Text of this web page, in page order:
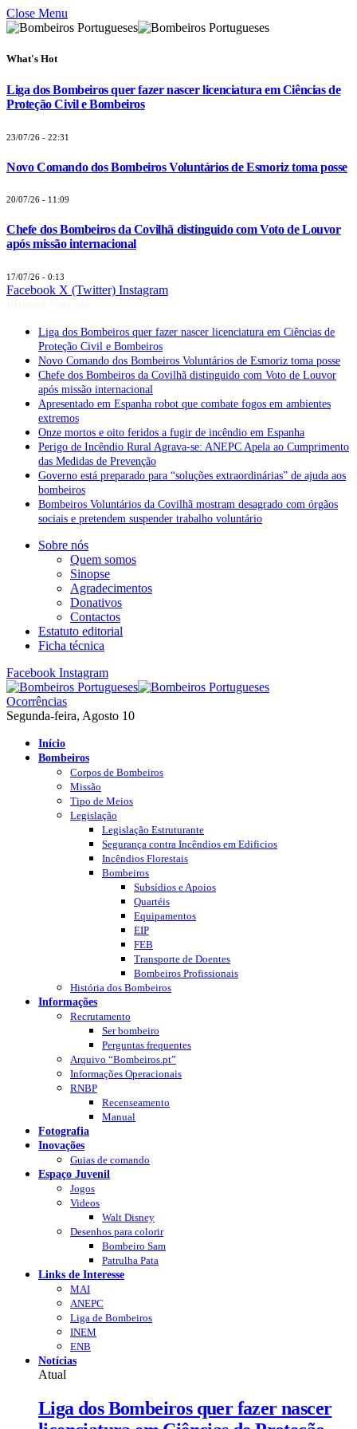
Close Menu
What's Hot
Liga dos Bombeiros quer fazer nascer licenciatura em Ciências de
Proteção Civil e Bombeiros
23/07/26 - 22:31
Novo Comando dos Bombeiros Voluntários de Esmoriz toma posse
20/07/26 - 11:09
Chefe dos Bombeiros da Covilhã distinguido com Voto de Louvor
após missão internacional
17/07/26 - 0:13
Facebook X (Twitter) Instagram
Liga dos Bombeiros quer fazer nascer licenciatura em Ciências de
Proteção Civil e Bombeiros
Novo Comando dos Bombeiros Voluntários de Esmoriz toma posse
Chefe dos Bombeiros da Covilhã distinguido com Voto de Louvor
após missão internacional
Apresentado em Espanha robot que combate fogos em ambientes
extremos
Onze mortos e oito feridos a fugir de incêndio em Espanha
Perigo de Incêndio Rural Agrava-se: ANEPC Apela ao Cumprimento
das Medidas de Prevenção
Governo está preparado para “soluções extraordinárias” de ajuda aos
bombeiros
Bombeiros Voluntários da Covilhã mostram desagrado com órgãos
sociais e pretendem suspender trabalho voluntário
Sobre nós
Quem somos
Sinopse
Agradecimentos
Donativos
Contactos
Estatuto editorial
Ficha técnica
Facebook Instagram
Ocorrências
Segunda-feira, Agosto 10
Início
Bombeiros
Corpos de Bombeiros
Missão
Tipo de Meios
Legislação
Legislação Estruturante
Segurança contra Incêndios em Edificios
Incêndios Florestais
Bombeiros
Subsídios e Apoios
Quartéis
Equipamentos
EIP
FEB
Transporte de Doentes
Bombeiros Profissionais
História dos Bombeiros
Informações
Recrutamento
Ser bombeiro
Perguntas frequentes
Arquivo “Bombeiros.pt”
Informações Operacionais
RNBP
Recenseamento
Manual
Fotografia
Inovações
Guias de comando
Espaço Juvenil
Jogos
Videos
Walt Disney
Desenhos para colorir
Bombeiro Sam
Patrulha Pata
Links de Interesse
MAI
ANEPC
Liga de Bombeiros
INEM
ENB
Notícias
Atual
Liga dos Bombeiros quer fazer nascer